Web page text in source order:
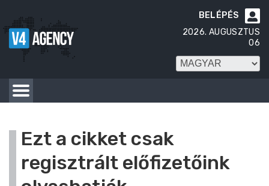

BELÉPÉS
2026. AUGUSZTUS
06
Ezt a cikket csak
regisztrált előfizetőink